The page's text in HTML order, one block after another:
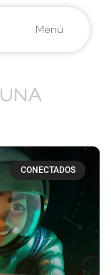
Menú
CONECTADOS